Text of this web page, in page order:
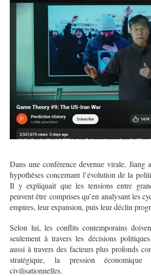
Dans une conférence devenue virale, Jiang
hypothèses concernant l’évolution de la
Il y expliquait que les tensions entre
peuvent être comprises qu’en analysant les
empires, leur expansion, puis leur déclin
Selon lui, les conflits contemporains
seulement à travers les décisions
aussi à travers des facteurs plus profonds
stratégique, la pression
civilisationnelles.